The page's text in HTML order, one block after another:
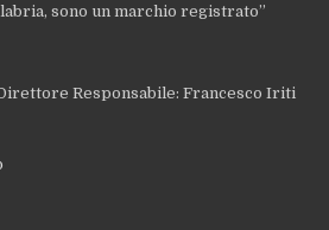
sono un marchio registrato”
Responsabile: Francesco Iriti